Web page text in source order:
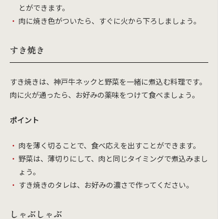
とができます。
肉に焼き色がついたら、すぐに火から下ろしましょう。
すき焼き
すき焼きは、神戸牛ネックと野菜を一緒に煮込む料理です。
肉に火が通ったら、お好みの薬味をつけて食べましょう。
ポイント
肉を薄く切ることで、食べ応えを出すことができます。
野菜は、薄切りにして、肉と同じタイミングで煮込みまし
ょう。
すき焼きのタレは、お好みの濃さで作ってください。
しゃぶしゃぶ